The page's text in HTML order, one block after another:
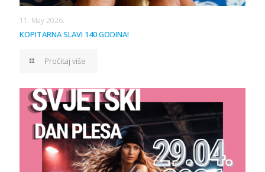
11. May 2026.
KOPITARNA SLAVI 140 GODINA!
Pročitaj više